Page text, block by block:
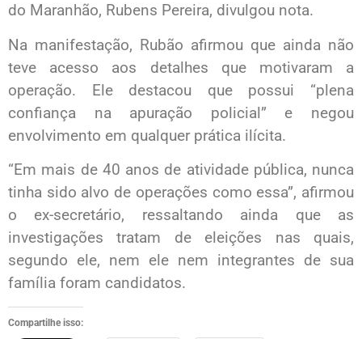
do Maranhão, Rubens Pereira, divulgou nota.
Na manifestação, Rubão afirmou que ainda não
teve acesso aos detalhes que motivaram a
operação. Ele destacou que possui “plena
confiança na apuração policial” e negou
envolvimento em qualquer prática ilícita.
“Em mais de 40 anos de atividade pública, nunca
tinha sido alvo de operações como essa”, afirmou
o ex-secretário, ressaltando ainda que as
investigações tratam de eleições nas quais,
segundo ele, nem ele nem integrantes de sua
família foram candidatos.
Compartilhe isso: